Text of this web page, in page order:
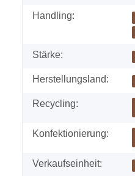
Handling:
Stärke:
Herstellungsland:
Recycling:
Konfektionierung:
Verkaufseinheit: